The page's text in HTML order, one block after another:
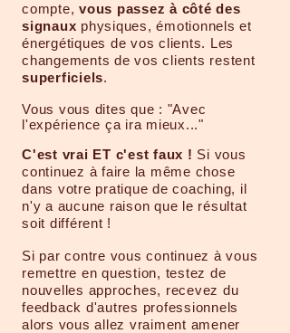
compte, vous passez à côté des
signaux physiques, émotionnels et
énergétiques de vos clients. Les
changements de vos clients restent
superficiels.
Vous vous dites que : "Avec
l'expérience ça ira mieux..."
C'est vrai ET c'est faux ! Si vous
continuez à faire la même chose
dans votre pratique de coaching, il
n'y a aucune raison que le résultat
soit différent !
Si par contre vous continuez à vous
remettre en question, testez de
nouvelles approches, recevez du
feedback d'autres professionnels
alors vous allez vraiment amener